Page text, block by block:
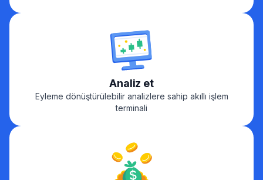
Analiz et
Eyleme dönüştürülebilir analizlere sahip akıllı işlem
terminali